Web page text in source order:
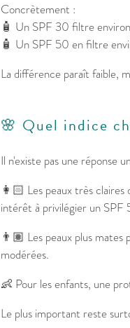
Concrètement :
🧴 Un SPF 30 filtre
🧴 Un SPF 50 en filtre
La différence paraît faible,
🌸 Quel indice
Il n'existe pas une réponse
👩🏻 Les peaux très
intérêt à privilégier un SPF
👨🏽 Les peaux plus
modérées.
👶 Pour les enfants, une
Le plus important reste